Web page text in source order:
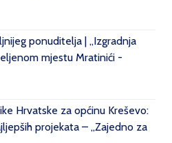
ponuditelja | „Izgradnja
mjestu Mratinići -
Hrvatske za općinu Kreševo:
projekata – „Zajedno za